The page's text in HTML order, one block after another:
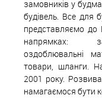
замовників у
будівель. Все для
представляємо до
напрямках:
оздоблювальні
товари, шланги.
2001 року.
намагаємося бути